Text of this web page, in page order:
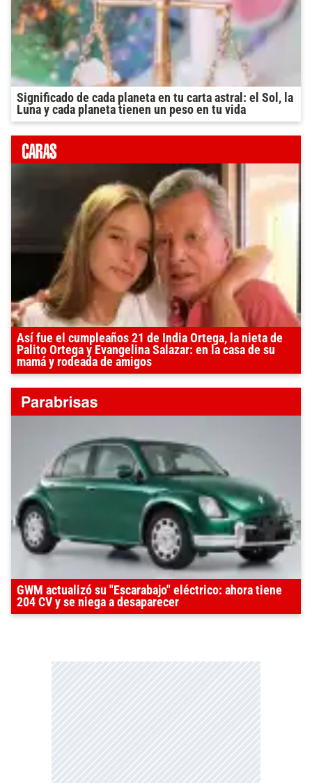
Significado de cada planeta en tu carta astral: el Sol, la
Luna y cada planeta tienen un peso en tu vida
Así fue el cumpleaños 21 de India Ortega, la nieta de
Palito Ortega y Evangelina Salazar: en la casa de su
mamá y rodeada de amigos
GWM actualizó su "Escarabajo" eléctrico: ahora tiene
204 CV y se niega a desaparecer